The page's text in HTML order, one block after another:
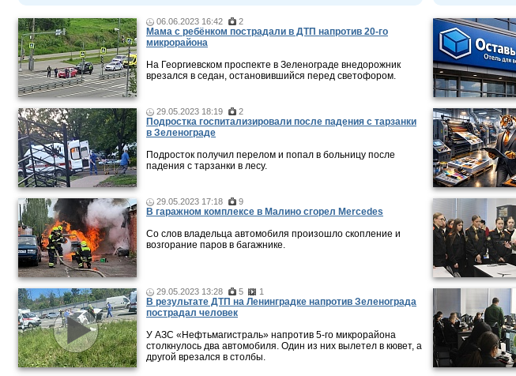
06.06.2023 16:42 2
Мама c ребёнком пострадали в ДТП напротив 20-го
микрорайона
На Георгиевском проспекте в Зеленограде внедорожник
врезался в седан, остановившийся перед светофором.
29.05.2023 18:19 2
Подростка госпитализировали после падения с тарзанки
в Зеленограде
Подросток получил перелом и попал в больницу после
падения с тарзанки в лесу.
29.05.2023 17:18 9
В гаражном комплексе в Малино сгорел Mercedes
Со слов владельца автомобиля произошло скопление и
возгорание паров в багажнике.
29.05.2023 13:28 5 1
В результате ДТП на Ленинградке напротив Зеленограда
пострадал человек
У АЗС «Нефтьмагистраль» напротив 5-го микрорайона
столкнулось два автомобиля. Один из них вылетел в кювет, а
другой врезался в столбы.